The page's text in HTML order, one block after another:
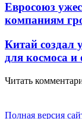
Евросоюз
компаниям
Китай создал
для космоса
Читать
Полная версия